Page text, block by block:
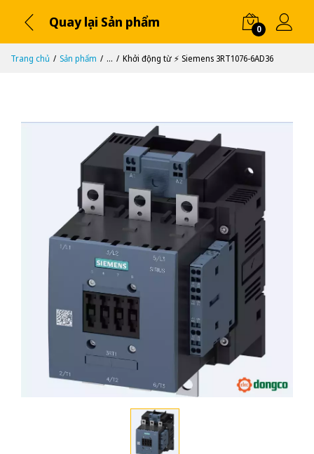
Quay lại Sản phẩm 0
Trang chủ Sản phẩm ... Khởi động từ ⚡️ Siemens 3RT1076-6AD36